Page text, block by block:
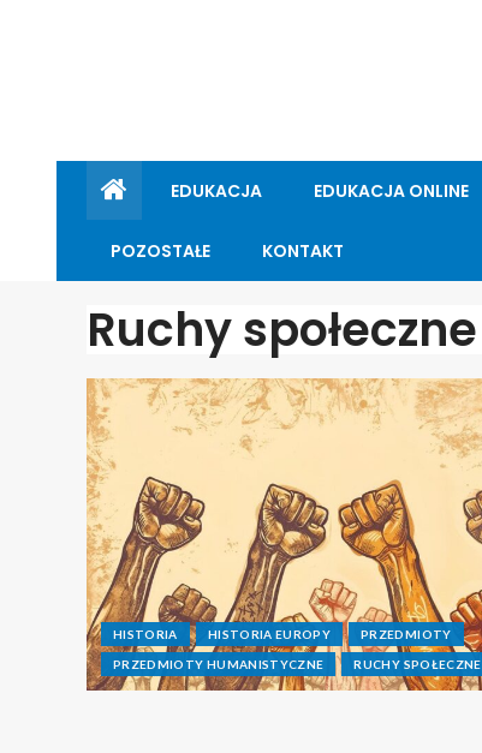
EDUKACJA EDUKACJA ONLINE
POZOSTAŁE KONTAKT
Ruchy społeczne
HISTORIA HISTORIA EUROPY PRZEDMIOTY
PRZEDMIOTY HUMANISTYCZNE RUCHY SPOŁECZNE